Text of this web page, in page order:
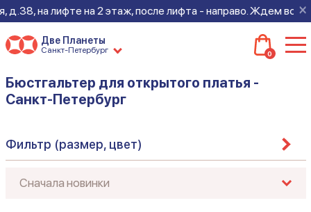
×
на лифте на 2 этаж, после лифта - направо. Ждем всех
Две Планеты
Санкт-Петербург 0
Бюстгальтер для открытого платья -
Санкт-Петербург
Фильтр (размер, цвет)